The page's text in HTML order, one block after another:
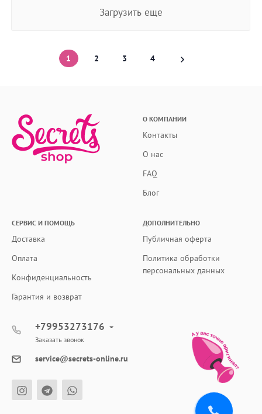
Загрузить еще
1 2 3 4
О КОМПАНИИ
Контакты
О нас
FAQ
Блог
СЕРВИС И ПОМОЩЬ
Доставка
Оплата
Конфиденциальность
Гарантия и возврат
ДОПОЛНИТЕЛЬНО
Публичная оферта
Политика обработки
персональных данных
+79953273176
Заказать звонок
service@secrets-online.ru